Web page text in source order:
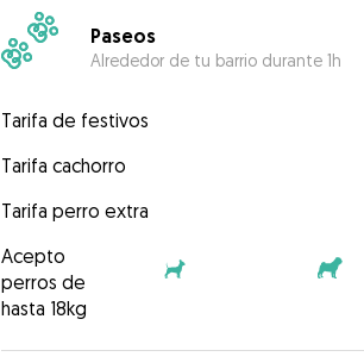
Paseos
Alrededor de tu barrio durante 1h
Tarifa de festivos
Tarifa cachorro
Tarifa perro extra
Acepto
perros de
hasta 18kg